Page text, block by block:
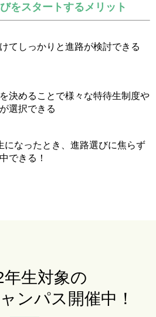
をスタートするメリット
てしっかりと進路が検討できる
決めることで様々な特待生制度や
選択できる
になったとき、進路選びに焦らず
できる！
年生対象の
ンパス開催中！